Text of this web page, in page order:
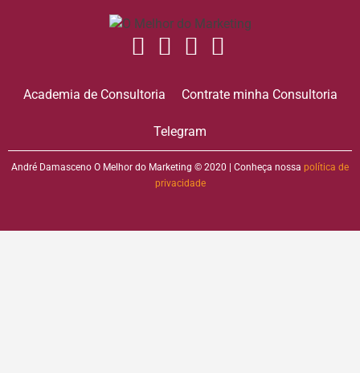
Academia de Consultoria Contrate minha Consultoria
Telegram
André Damasceno O Melhor do Marketing © 2020 | Conheça nossa política de
privacidade